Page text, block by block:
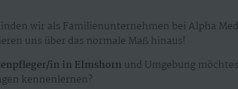
wir als Familienunternehmen bei Alpha
uns über das normale Maß hinaus!
in in Elmshornund Umgebung
kennenlernen?